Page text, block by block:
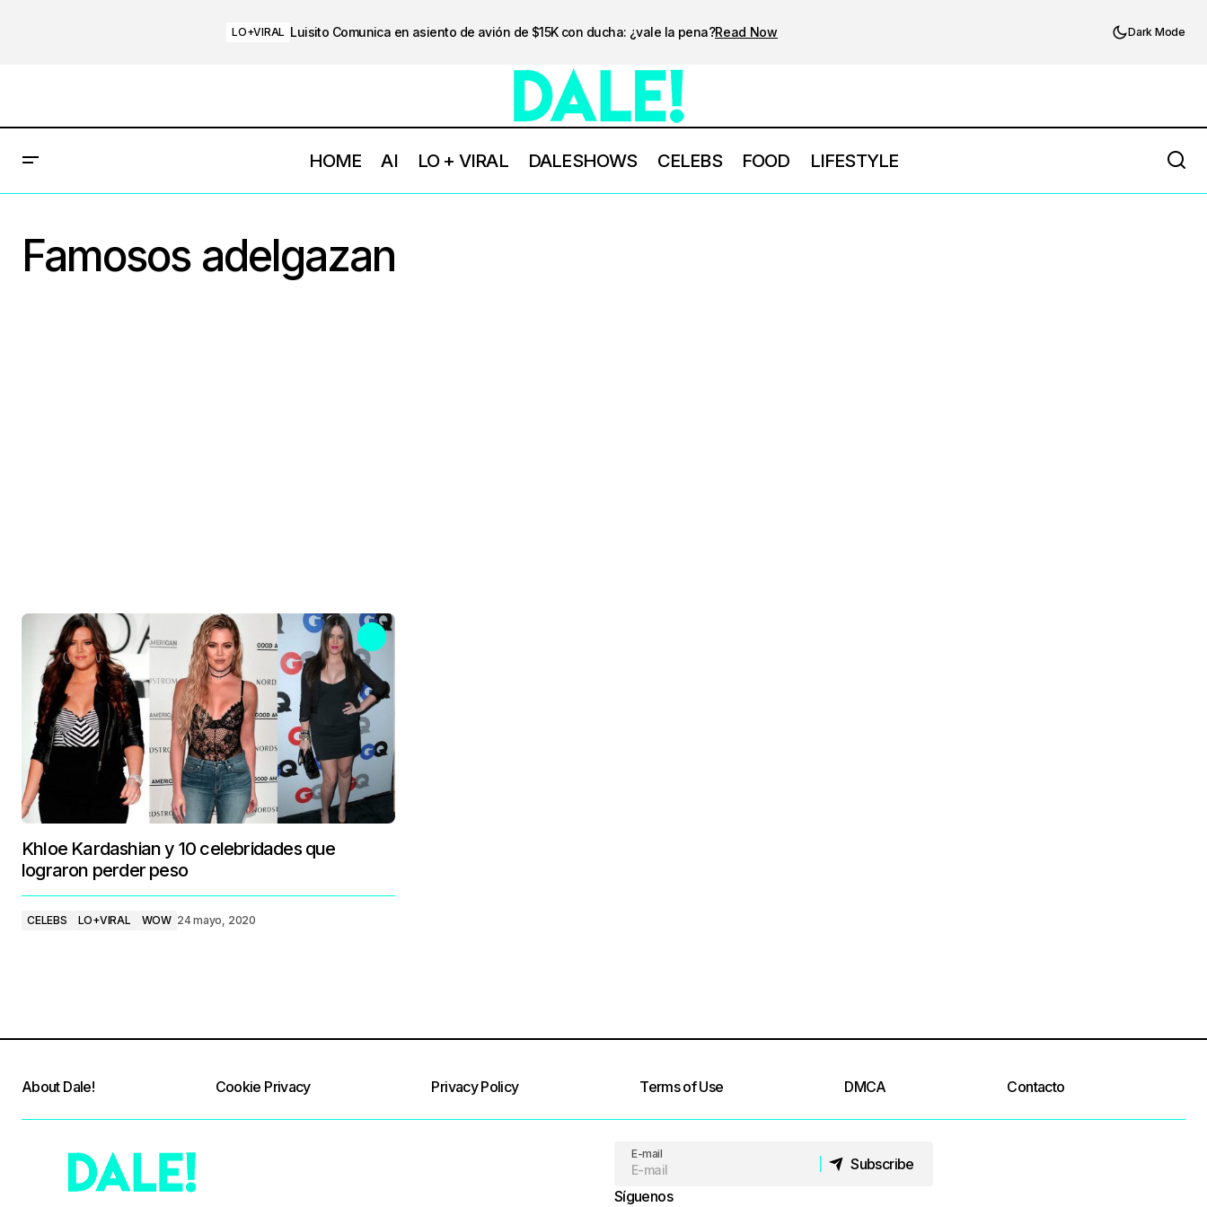
LO+VIRAL Luisito Comunica en asiento de avión de $15K con ducha: ¿vale la pena?Read Now Dark Mode
HOME AI LO + VIRAL DALESHOWS CELEBS FOOD LIFESTYLE
Famosos adelgazan
Khloe Kardashian y 10 celebridades que
lograron perder peso
CELEBS LO+VIRAL WOW 24 mayo, 2020
About Dale! Cookie Privacy Privacy Policy Terms of Use DMCA Contacto
E-mail
Subscribe
Síguenos